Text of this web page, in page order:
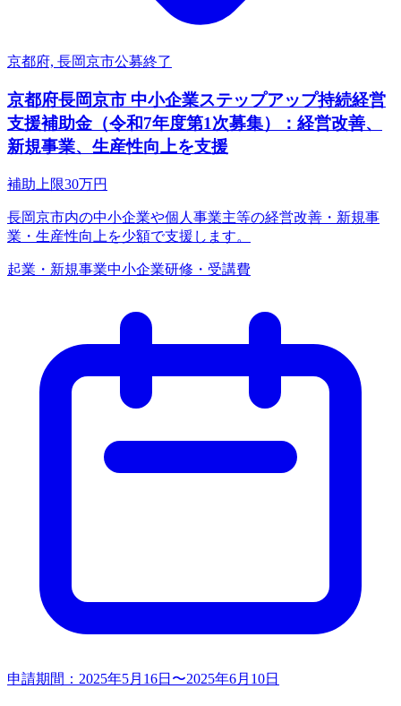
京都府, 長岡京市公募終了
京都府長岡京市 中小企業ステップアップ持続経営
支援補助金（令和7年度第1次募集）：経営改善、
新規事業、生産性向上を支援
補助上限30万円
長岡京市内の中小企業や個人事業主等の経営改善・新規事
業・生産性向上を少額で支援します。
起業・新規事業中小企業研修・受講費
申請期間： 2025年5月16日〜2025年6月10日